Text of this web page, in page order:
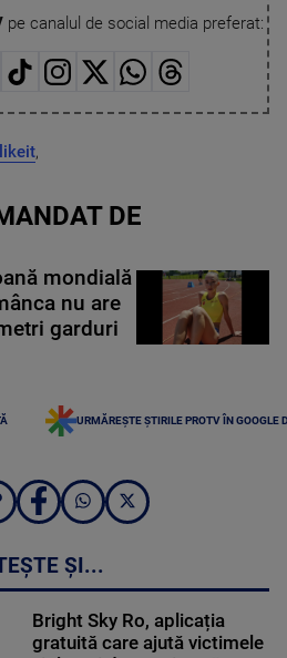
pe canalul de social media preferat:
,
DE
mondială
nu are
garduri
URMĂREȘTE ȘTIRILE PROTV ÎN GOOGLE
ȘI...
Bright Sky Ro, aplicația
gratuită care ajută victimele